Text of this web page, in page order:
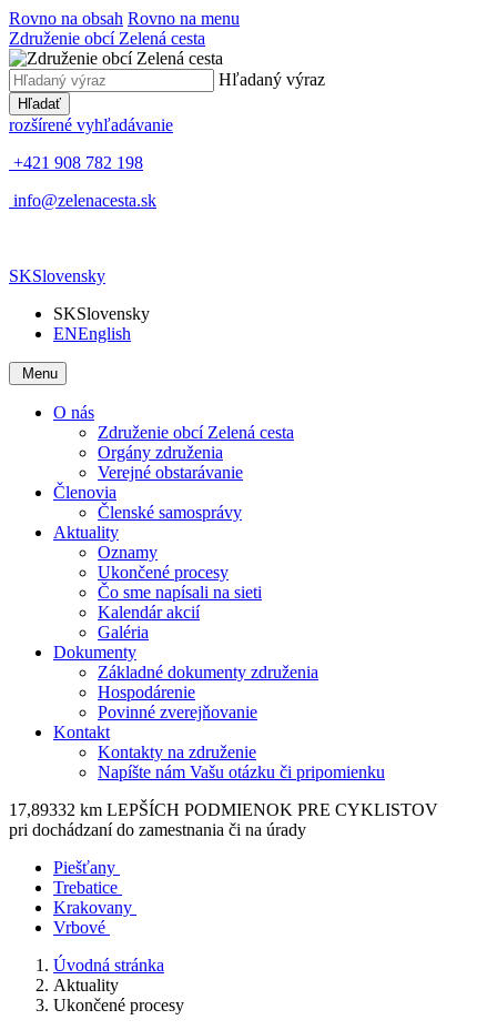
Rovno na obsah Rovno na menu
Združenie obcí Zelená cesta
Hľadaný výraz
Hľadať
rozšírené vyhľadávanie
+421 908 782 198
info@zelenacesta.sk
SKSlovensky
SKSlovensky
ENEnglish
Menu
O nás
Združenie obcí Zelená cesta
Orgány združenia
Verejné obstarávanie
Členovia
Členské samosprávy
Aktuality
Oznamy
Ukončené procesy
Čo sme napísali na sieti
Kalendár akcií
Galéria
Dokumenty
Základné dokumenty združenia
Hospodárenie
Povinné zverejňovanie
Kontakt
Kontakty na združenie
Napíšte nám Vašu otázku či pripomienku
17,89332 km LEPŠÍCH PODMIENOK PRE CYKLISTOV
pri dochádzaní do zamestnania či na úrady
Piešťany
Trebatice
Krakovany
Vrbové
Úvodná stránka
Aktuality
Ukončené procesy